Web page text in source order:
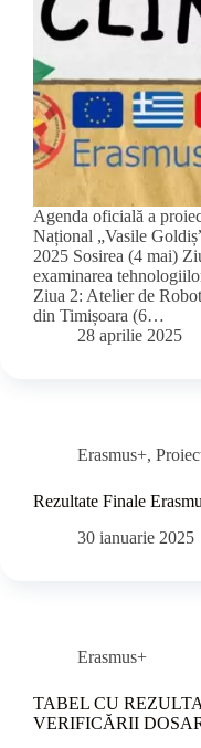
Agenda oficială a
Național „Vasile
2025 Sosirea (4 mai)
examinarea
Ziua 2: Atelier de
din Timișoara (6…
28 aprilie 2025
Erasmus+,
Rezultate Finale
30 ianuarie 2025
Erasmus+
TABEL CU
VERIFICĂRII